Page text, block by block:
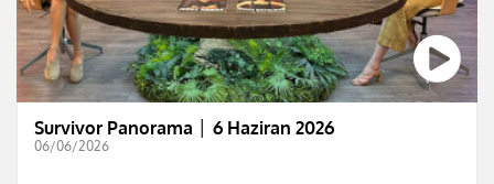
Survivor Panorama │ 6 Haziran 2026
06/06/2026